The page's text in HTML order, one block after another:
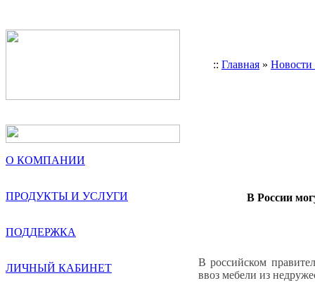
:: Главная »
О КОМПАНИИ
ПРОДУКТЫ И УСЛУГИ
ПОДДЕРЖКА
ЛИЧНЫЙ КАБИНЕТ
В России
В российском
ввоз мебели из